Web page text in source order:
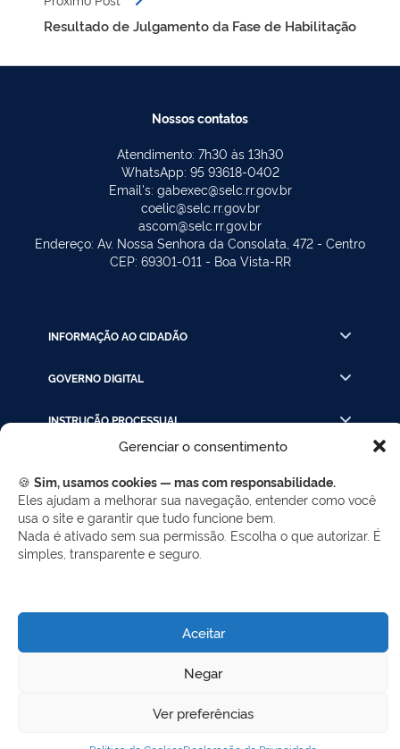
Gerenciar o consentimento
🍪 Sim, usamos cookies — mas com responsabilidade.
Eles ajudam a melhorar sua navegação, entender como você
usa o site e garantir que tudo funcione bem.
Nada é ativado sem sua permissão. Escolha o que autorizar. É
simples, transparente e seguro.
Aceitar
Negar
Ver preferências
Resultado de Julgamento da Fase de Habilitação
Nossos contatos
Atendimento: 7h30 às 13h30
WhatsApp: 95 93618-0402
Email's: gabexec@selc.rr.gov.br
coelic@selc.rr.gov.br
ascom@selc.rr.gov.br
Endereço: Av. Nossa Senhora da Consolata, 472 - Centro
CEP: 69301-011 - Boa Vista-RR
INFORMAÇÃO AO CIDADÃO
GOVERNO DIGITAL
INSTRUÇÃO PROCESSUAL
REDES SOCIAIS
Facebook
Twitter
LinkedIn
Instagram
Desenvolvido por Gerência de Tecnologia da
Informação - SELC